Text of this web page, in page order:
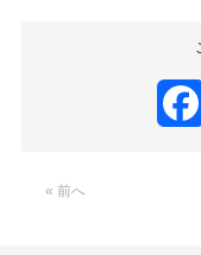
« 前へ